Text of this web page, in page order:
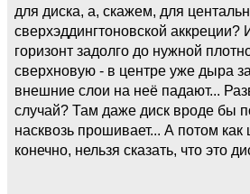
для диска, а, скажем, для
сверхэддингтоновской аккреции?
горизонт задолго до нужной
сверхновую - в центре уже дыра
внешние слои на неё падают...
случай? Там даже диск вроде бы
насквозь прошивает... А потом как
конечно, нельзя сказать, что это